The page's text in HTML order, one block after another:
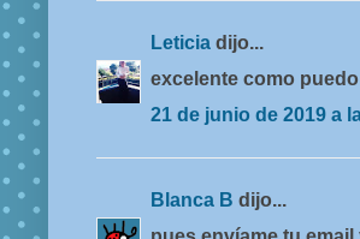
Leticia dijo...
excelente como
21 de junio de 2019 a
Blanca B dijo...